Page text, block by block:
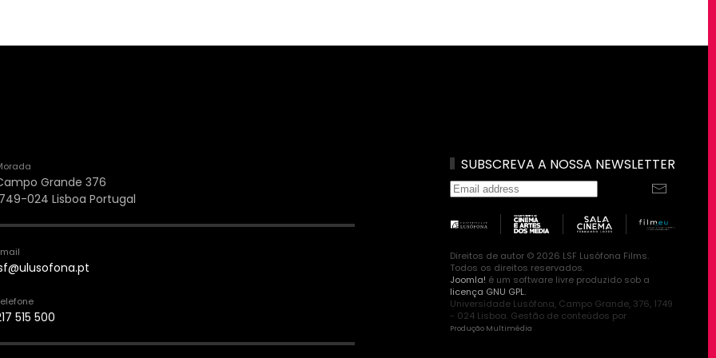
Grande 376
024 Lisboa Portugal
515 500
SUBSCREVA A NOSSA NEWSLETTER
Direitos de autor © 2026 LSF Lusófona Films.
Todos os direitos reservados.
Joomla! é um software livre produzido sob a
licença GNU GPL.
Universidade Lusófona, Campo Grande, 376, 1749
- 024 Lisboa. Gestão de conteúdos por
Produção Multimédia